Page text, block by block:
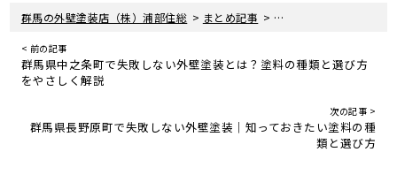
群馬の外壁塗装店（株）浦部住総 > まとめ記事 > 群馬県東吾妻町で外壁
< 前の記事
群馬県中之条町で失敗しない外壁塗装とは？塗料の種類と選び方
をやさしく解説
次の記事 >
群馬県長野原町で失敗しない外壁塗装｜知っておきたい塗料の種
類と選び方